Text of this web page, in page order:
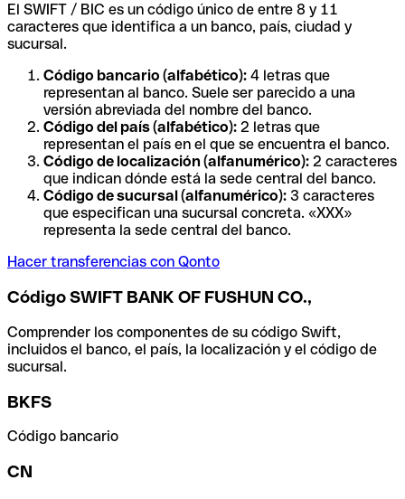
El SWIFT / BIC es un código único de entre 8 y 11
caracteres que identifica a un banco, país, ciudad y
sucursal.
Código bancario (alfabético): 4 letras que
representan al banco. Suele ser parecido a una
versión abreviada del nombre del banco.
Código del país (alfabético): 2 letras que
representan el país en el que se encuentra el banco.
Código de localización (alfanumérico): 2 caracteres
que indican dónde está la sede central del banco.
Código de sucursal (alfanumérico): 3 caracteres
que especifican una sucursal concreta. «XXX»
representa la sede central del banco.
Hacer transferencias con Qonto
Código SWIFT BANK OF FUSHUN CO.,
Comprender los componentes de su código Swift,
incluidos el banco, el país, la localización y el código de
sucursal.
BKFS
Código bancario
CN